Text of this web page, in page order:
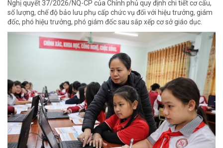
Nghị quyết 37/2026/NQ-CP của Chính phủ quy định chi tiết cơ cấu,
số lượng, chế độ bảo lưu phụ cấp chức vụ đối với hiệu trưởng, giám
đốc, phó hiệu trưởng, phó giám đốc sau sắp xếp cơ sở giáo dục.